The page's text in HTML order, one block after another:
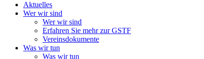
Aktuelles
Wer wir sind
Wer wir sind
Erfahren Sie mehr zur GSTF
Vereinsdokumente
Was wir tun
Was wir tun